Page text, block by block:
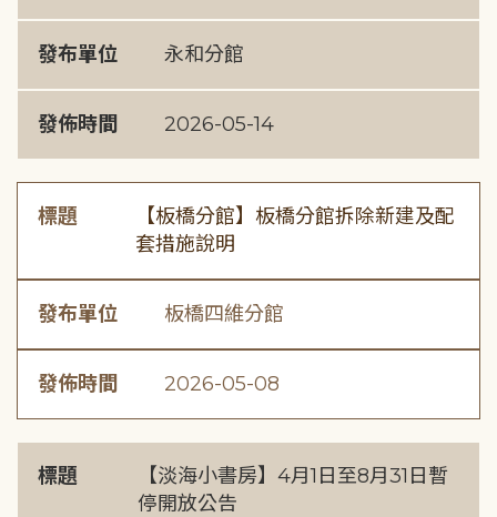
發布單位 永和分館
發佈時間 2026-05-14
標題
【板橋分館】板橋分館拆除新建及配
套措施說明
發布單位 板橋四維分館
發佈時間 2026-05-08
標題
【淡海小書房】4月1日至8月31日暫
停開放公告